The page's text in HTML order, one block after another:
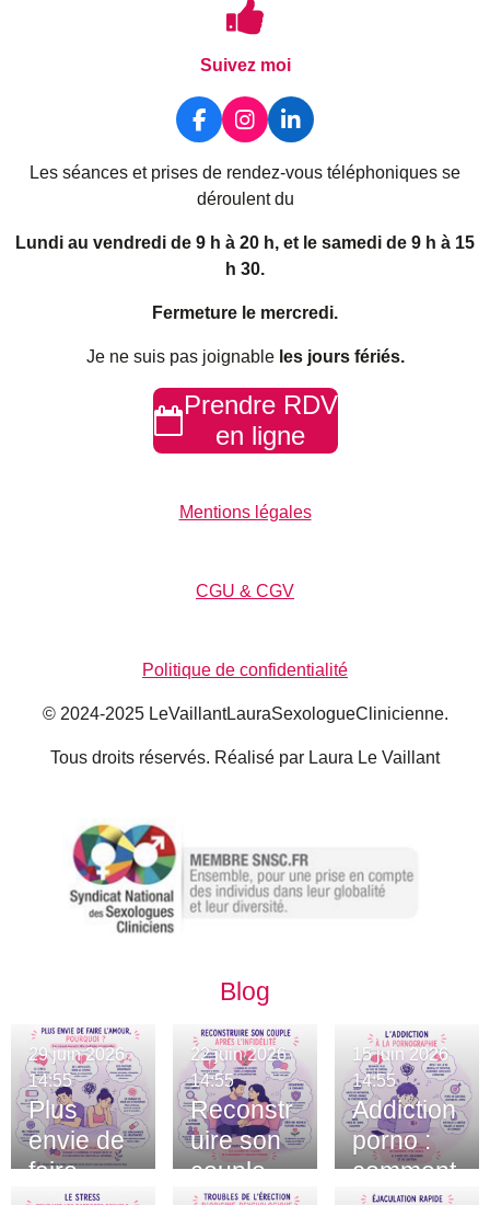
Suivez moi
F
c
e
o
o
I
s
t
g
r
a
L
n
k
d
I
Les séances et prises de rendez-vous téléphoniques se
déroulent du
Lundi au vendredi de 9 h à 20 h, et le samedi de 9 h à 15
h 30.
Fermeture le mercredi.
Je ne suis pas joignableles jours fériés.
Prendre RDV
en ligne
Mentions légales
CGU & CGV
Politique de confidentialité
© 2024-2025 LeVaillantLauraSexologueClinicienne.
Tous droits réservés. Réalisé par Laura Le Vaillant
Blog
Plus
envie de
faire
29 juin 2026
14:55
Reconstr
uire son
couple
22 juin 2026
14:55
Addiction
porno :
comment
15 juin 2026
14:55